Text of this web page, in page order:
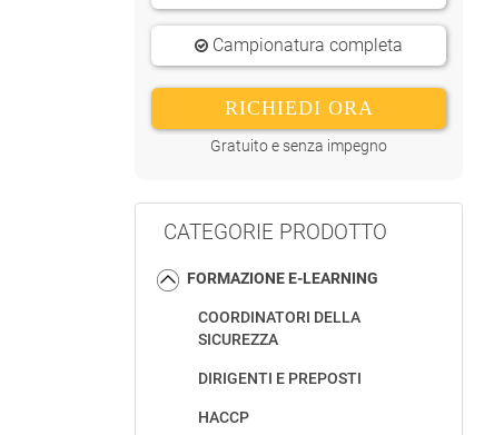
Campionatura completa
RICHIEDI ORA
Gratuito e senza impegno
CATEGORIE PRODOTTO
FORMAZIONE E-LEARNING
COORDINATORI DELLA
SICUREZZA
DIRIGENTI E PREPOSTI
HACCP